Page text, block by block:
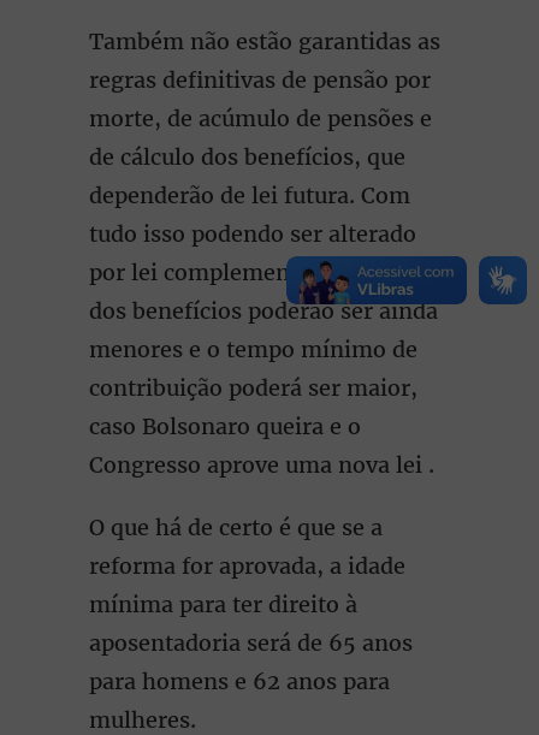
Também não estão garantidas as
regras definitivas de pensão por
morte, de acúmulo de pensões e
de cálculo dos benefícios, que
dependerão de lei futura. Com
tudo isso podendo ser alterado
por lei complementar, os valores
dos benefícios poderão ser ainda
menores e o tempo mínimo de
contribuição poderá ser maior,
caso Bolsonaro queira e o
Congresso aprove uma nova lei .
O que há de certo é que se a
reforma for aprovada, a idade
mínima para ter direito à
aposentadoria será de 65 anos
para homens e 62 anos para
mulheres.